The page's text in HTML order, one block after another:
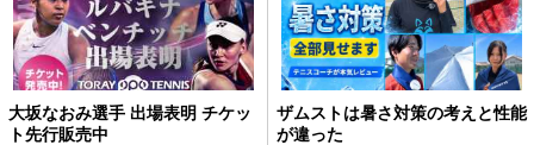
大坂なおみ選手 出場表明 チケッ
ト先行販売中
ザムストは暑さ対策の考えと性能
が違った